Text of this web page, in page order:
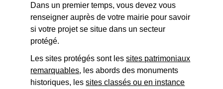
Dans un premier temps, vous devez vous
renseigner auprès de votre mairie pour savoir
si votre projet se situe dans un secteur
protégé.
Les sites protégés sont lessites patrimoniaux
remarquables, les abords des monuments
historiques, lessites classés ou en instance